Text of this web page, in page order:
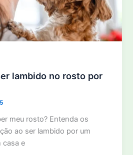
lambido no rosto por
meu rosto? Entenda os
ao ser lambido por um
casa e